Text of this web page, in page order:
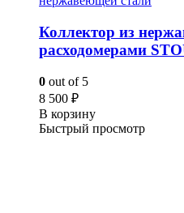
Коллектор из
расходомерами
0 out of 5
8 500 ₽
В корзину
Быстрый просмотр